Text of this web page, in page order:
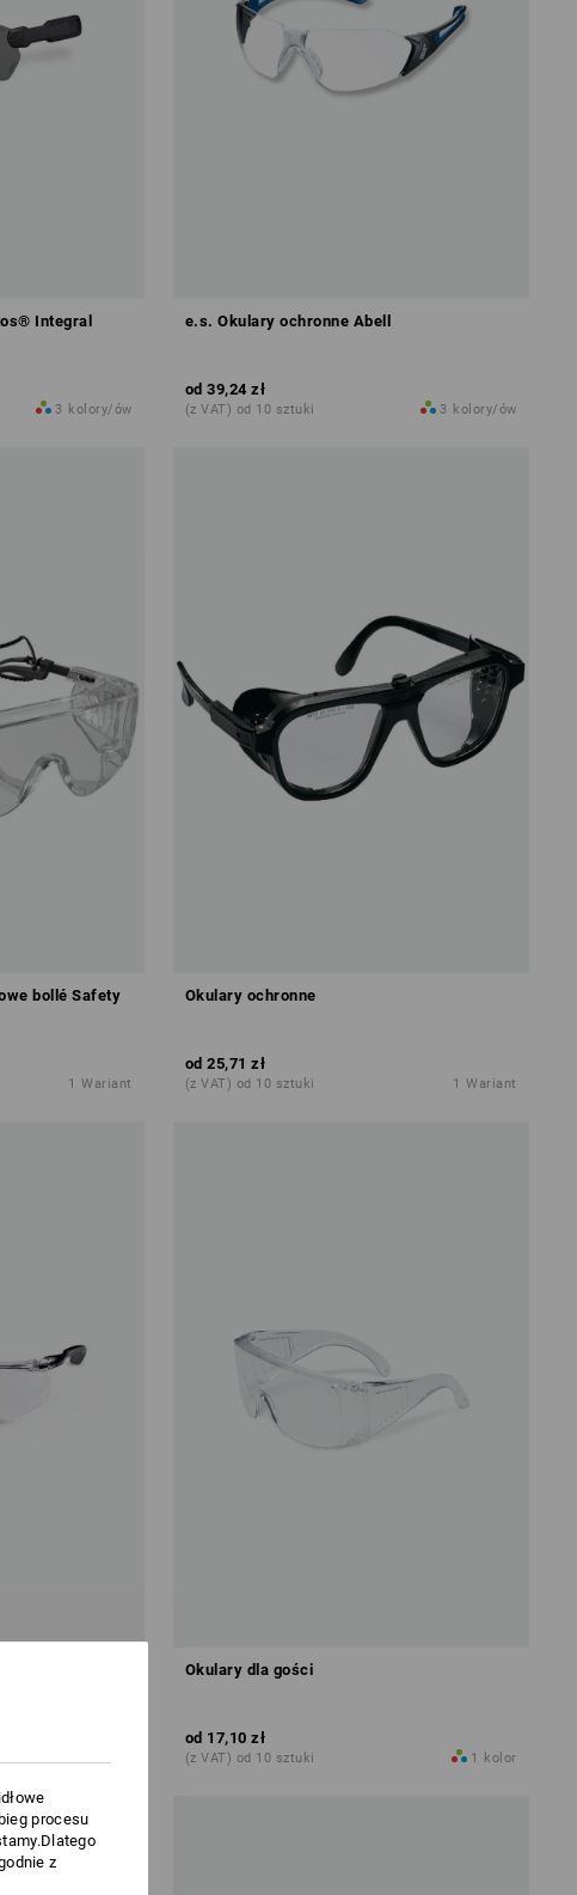
Integral
3 kolory/ów
e.s. Okulary ochronne Abell
od 39,24 zł
(z VAT) od 10 sztuki 3 kolory/ów
bollé Safety
1 Wariant
Okulary ochronne
od 25,71 zł
(z VAT) od 10 sztuki 1 Wariant
Okulary dla gości
od 17,10 zł
(z VAT) od 10 sztuki 1 kolor
procesu
z